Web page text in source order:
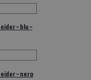
– blu –
– nero